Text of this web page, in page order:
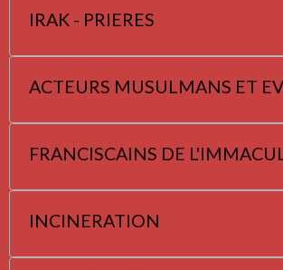
IRAK - PRIERES
ACTEURS MUSULMANS ET
FRANCISCAINS DE
INCINERATION